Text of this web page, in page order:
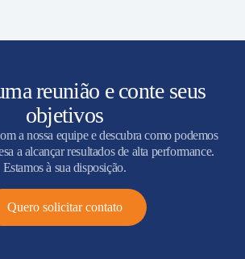
reunião e conte seus
objetivos
a nossa equipe e descubra como podemos
a alcançar resultados de alta performance.
Estamos à sua disposição.
Quero solicitar contato